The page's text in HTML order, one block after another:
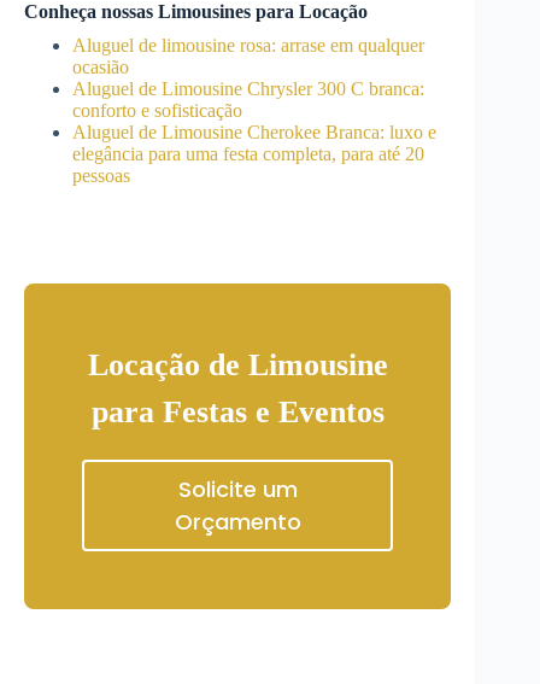
Conheça nossas Limousines para Locação
Aluguel de limousine rosa: arrase em qualquer
ocasião
Aluguel de Limousine Chrysler 300 C branca:
conforto e sofisticação
Aluguel de Limousine Cherokee Branca: luxo e
elegância para uma festa completa, para até 20
pessoas
Locação de Limousine
para Festas e Eventos
Solicite um
Orçamento